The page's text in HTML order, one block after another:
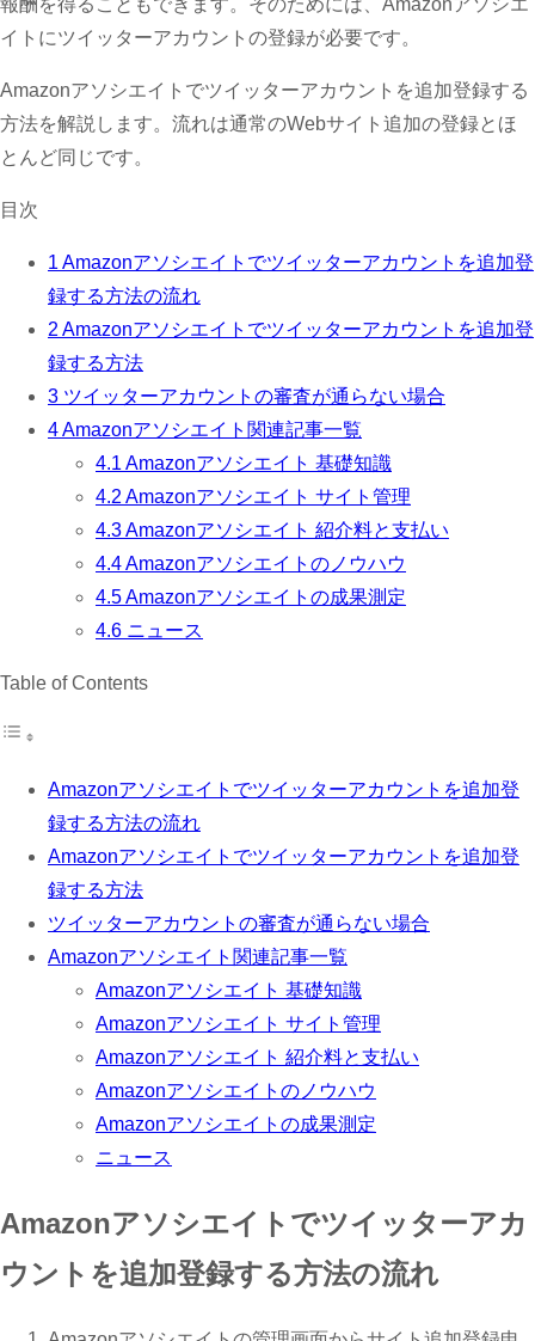
イトにツイッターアカウントの登録が必要です。
Amazonアソシエイトでツイッターアカウントを追加登録する
方法を解説します。流れは通常のWebサイト追加の登録とほ
とんど同じです。
目次
1 Amazonアソシエイトでツイッターアカウントを追加登
録する方法の流れ
2 Amazonアソシエイトでツイッターアカウントを追加登
録する方法
3 ツイッターアカウントの審査が通らない場合
4Amazonアソシエイト関連記事一覧
4.1 Amazonアソシエイト 基礎知識
4.2 Amazonアソシエイト サイト管理
4.3Amazonアソシエイト 紹介料と支払い
4.4Amazonアソシエイトのノウハウ
4.5Amazonアソシエイトの成果測定
4.6 ニュース
Table of Contents
Amazonアソシエイトでツイッターアカウントを追加登
録する方法の流れ
Amazonアソシエイトでツイッターアカウントを追加登
録する方法
ツイッターアカウントの審査が通らない場合
Amazonアソシエイト関連記事一覧
Amazonアソシエイト 基礎知識
Amazonアソシエイト サイト管理
Amazonアソシエイト 紹介料と支払い
Amazonアソシエイトのノウハウ
Amazonアソシエイトの成果測定
ニュース
Amazonアソシエイトでツイッターアカ
ウントを追加登録する方法の流れ